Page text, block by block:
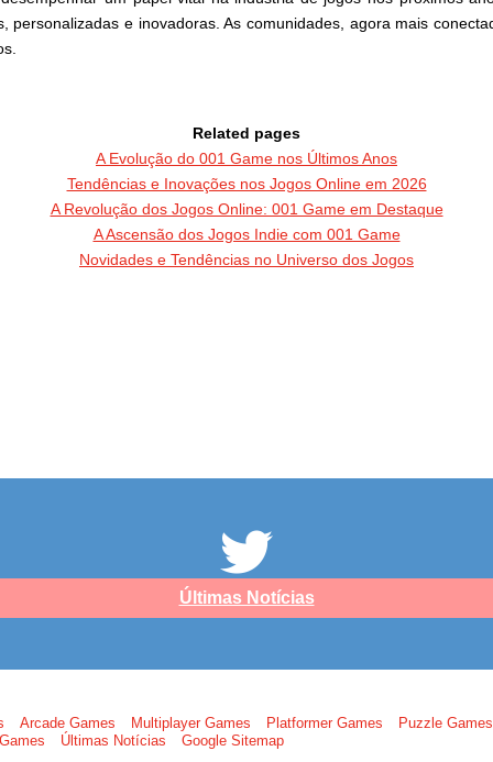
personalizadas e inovadoras. As comunidades, agora mais
Related pages
A Evolução do 001 Game nos Últimos Anos
Tendências e Inovações nos Jogos Online em 2026
A Revolução dos Jogos Online: 001 Game em Destaque
A Ascensão dos Jogos Indie com 001 Game
Novidades e Tendências no Universo dos Jogos
Últimas Notícias
Arcade Games Multiplayer Games Platformer Games
Puzzle Games
Últimas Notícias Google Sitemap